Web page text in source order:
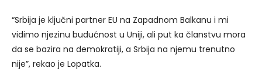
“Srbija je ključni partner EU na Zapadnom Balkanu i mi
vidimo njezinu budućnost u Uniji, ali put ka članstvu mora
da se bazira na demokratiji, a Srbija na njemu trenutno
nije”, rekao je Lopatka.